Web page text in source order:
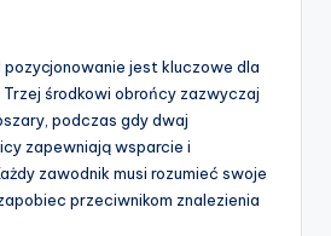
jest kluczowe dla
środkowi obrońcy zazwyczaj
podczas gdy dwaj
zapewniają wsparcie i
zawodnik musi rozumieć swoje
przeciwnikom znalezienia